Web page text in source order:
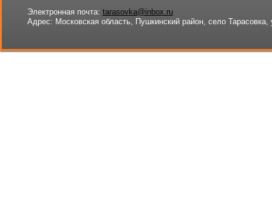
Электронная почта: tarasovka@inbox.ru
Адрес: Московская область, Пушкинский район, село